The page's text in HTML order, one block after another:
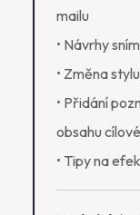
mailu
• Návrhy
• Změna
• Přidání
obsahu
• Tipy na